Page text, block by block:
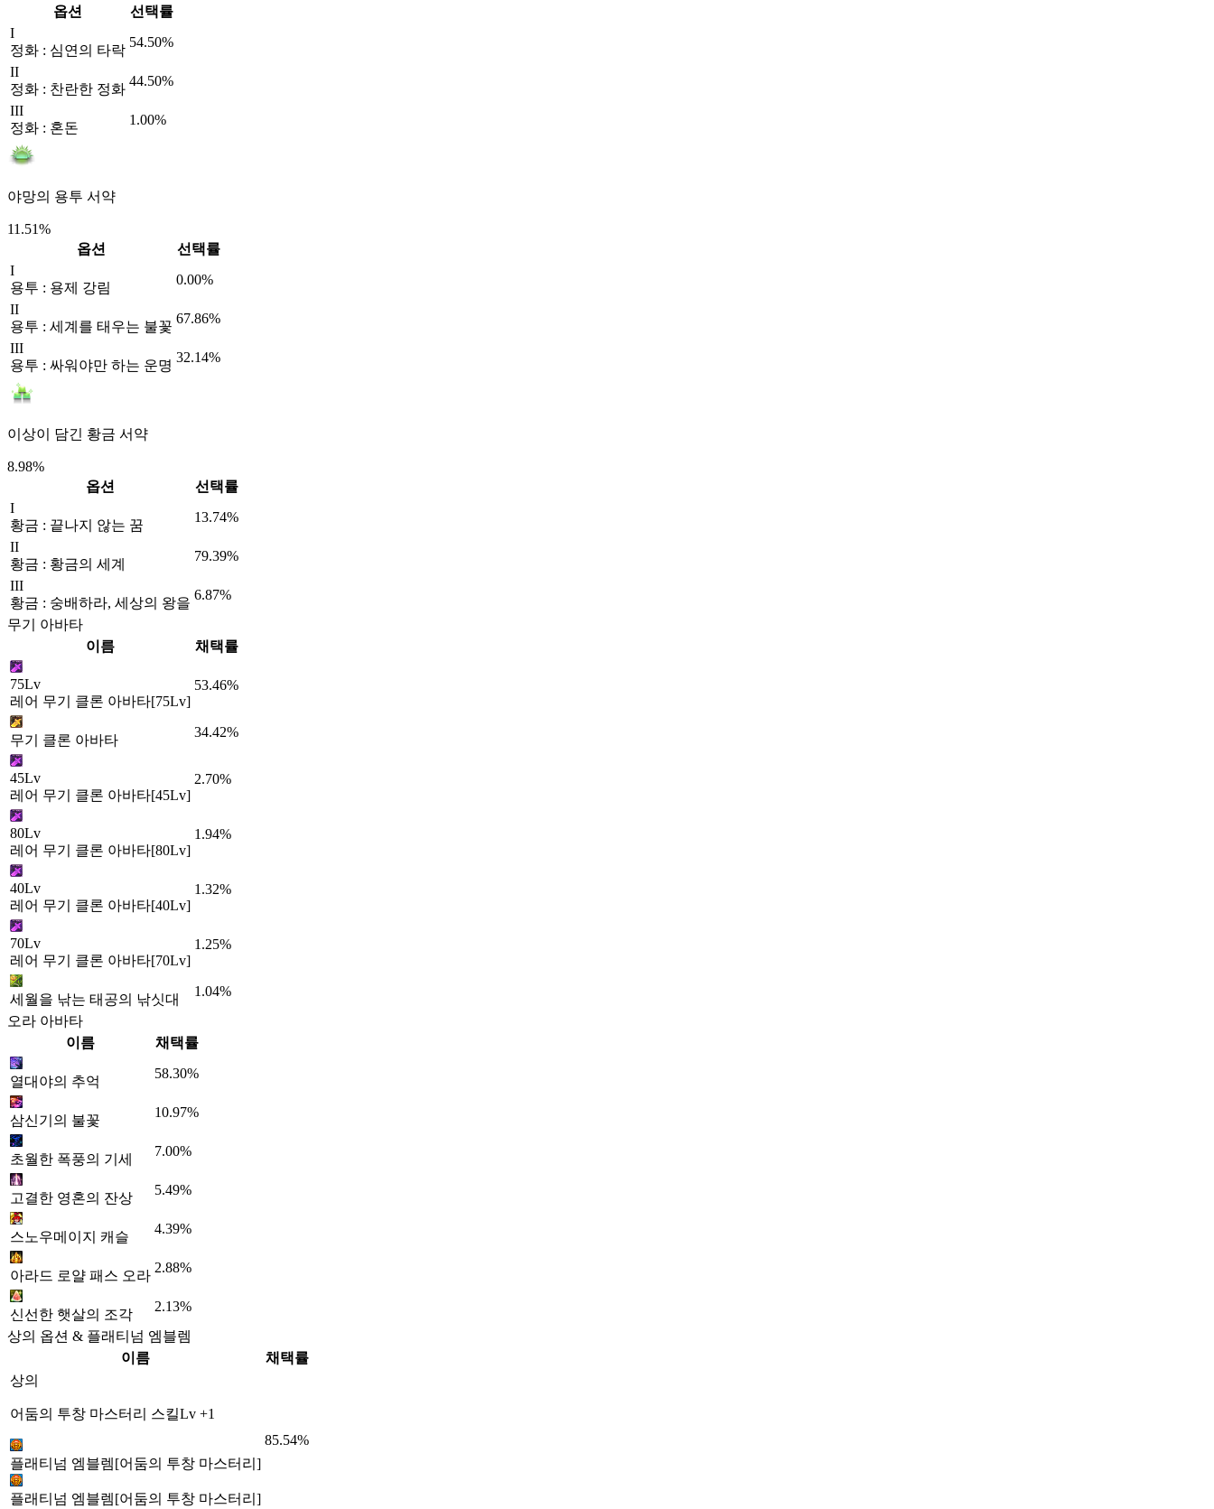
옵션
선택률
I
정화 : 심연의 타락
54.50%
II
정화 : 찬란한 정화
44.50%
III
정화 : 혼돈
1.00%
야망의 용투 서약
11.51%
옵션
선택률
I
용투 : 용제 강림
0.00%
II
용투 : 세계를 태우는 불꽃
67.86%
III
용투 : 싸워야만 하는 운명
32.14%
이상이 담긴 황금 서약
8.98%
옵션
선택률
I
황금 : 끝나지 않는 꿈
13.74%
II
황금 : 황금의 세계
79.39%
III
황금 : 숭배하라, 세상의 왕을
6.87%
무기 아바타
이름
채택률
75Lv
레어 무기 클론 아바타[75Lv]
53.46%
무기 클론 아바타
34.42%
45Lv
레어 무기 클론 아바타[45Lv]
2.70%
80Lv
레어 무기 클론 아바타[80Lv]
1.94%
40Lv
레어 무기 클론 아바타[40Lv]
1.32%
70Lv
레어 무기 클론 아바타[70Lv]
1.25%
세월을 낚는 태공의 낚싯대
1.04%
오라 아바타
이름
채택률
열대야의 추억
58.30%
삼신기의 불꽃
10.97%
초월한 폭풍의 기세
7.00%
고결한 영혼의 잔상
5.49%
스노우메이지 캐슬
4.39%
아라드 로얄 패스 오라
2.88%
신선한 햇살의 조각
2.13%
상의 옵션 & 플래티넘 엠블렘
이름
채택률
상의
어둠의 투창 마스터리 스킬Lv +1
플래티넘 엠블렘[어둠의 투창 마스터리]
플래티넘 엠블렘[어둠의 투창 마스터리]
85.54%